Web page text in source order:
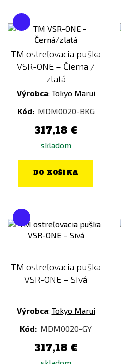
Piesočná
Šedá
Strieborná
Doporučená váha munice
0,28g - 0,32g
0,30g - 0,36g
0,46g
0,49g
Tlačný
TM ostreľovacia puška
VSR-ONE – Čierna /
zlatá
Výrobca: Tokyo Marui
Kód: MDM0020-BKG
317,18 €
skladom
DO KOŠÍKA
TM ostreľovacia puška
VSR-ONE – Sivá
Výrobca: Tokyo Marui
Kód: MDM0020-GY
317,18 €